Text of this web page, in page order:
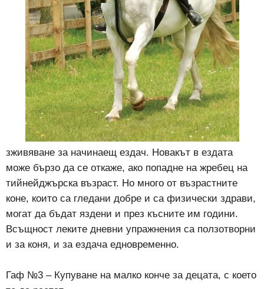
зживяване за начинаещ ездач. Новакът в ездата
може бързо да се откаже, ако попадне на жребец на
тийнейджърска възраст. Но много от възрастните
коне, които са гледани добре и са физически здрави,
могат да бъдат яздени и през късните им години.
Всъщност леките дневни упражнения са ползотворни
и за коня, и за ездача едновременно.
Гаф №3 – Купуване нa малко конче за децата, с което